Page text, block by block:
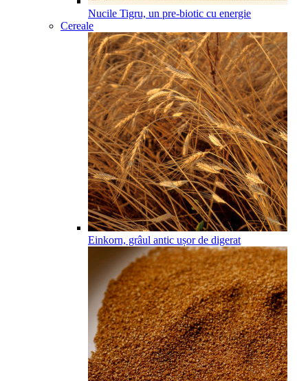
Nucile Tigru, un pre-biotic cu energie
Cereale
Einkorn, grâul antic ușor de digerat